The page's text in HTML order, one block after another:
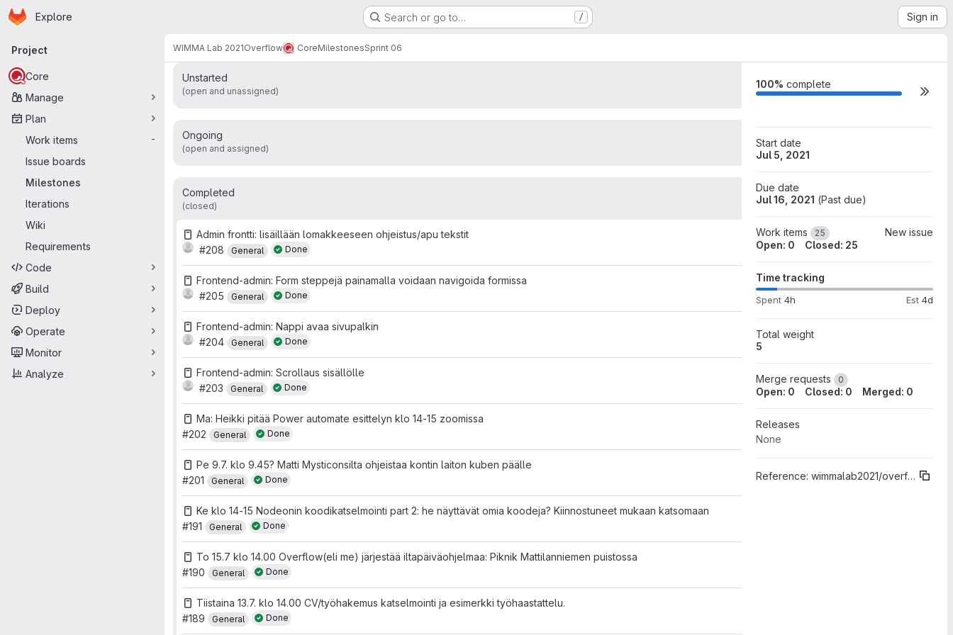
Skip to main content
Homepage
Explore Search or go to… / Sign in
Primary navigation
Project
Core
Manage
Plan
Work items
-
Issue boards
Milestones
Iterations
Wiki
Requirements
Code
Build
Deploy
Operate
Monitor
Analyze
WIMMA Lab 2021Overflow CoreMilestonesSprint 06
Unstarted
(open and unassigned)
Ongoing
(open and assigned)
Completed
(closed)
Admin frontti: lisäillään lomakkeeseen ohjeistus/apu tekstit
#208
General Done
Frontend-admin: Form steppejä painamalla voidaan navigoida formissa
#205
General Done
Frontend-admin: Nappi avaa sivupalkin
#204
General Done
Frontend-admin: Scrollaus sisällölle
#203
General Done
Ma: Heikki pitää Power automate esittelyn klo 14-15 zoomissa
#202
General Done
Pe 9.7. klo 9.45? Matti Mysticonsilta ohjeistaa kontin laiton kuben päälle
#201
General Done
Ke klo 14-15 Nodeonin koodikatselmointi part 2: he näyttävät omia koodeja? Kiinnostuneet mukaan katsomaan
#191
General Done
To 15.7 klo 14.00 Overflow(eli me) järjestää iltapäiväohjelmaa: Piknik Mattilanniemen puistossa
#190
General Done
Tiistaina 13.7. klo 14.00 CV/työhakemus katselmointi ja esimerkki työhaastattelu.
#189
General Done
100% complete
Start date
Jul 5, 2021
Due date
Jul 16, 2021 (Past due)
Work items 25
New issue
Open: 0
Closed: 25
Time tracking
Spent 4h Est 4d
Total weight
5
Merge requests 0
Open: 0 Closed: 0 Merged: 0
Releases
None
Reference: wimmalab2021/overflow/core%"Sprint 06"